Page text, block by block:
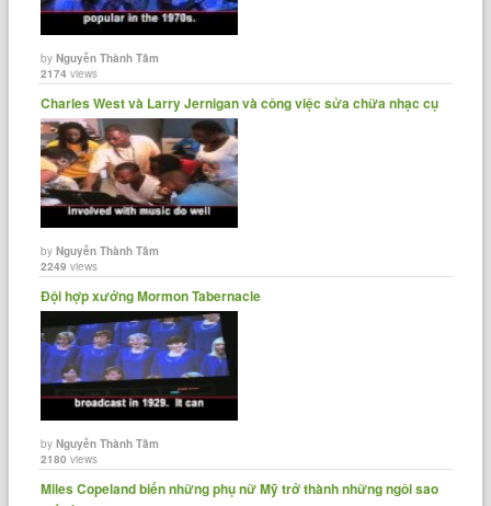
byNguyễn Thành Tâm
2174 views
Charles West và Larry Jernigan và công việc sửa chữa nhạc cụ
byNguyễn Thành Tâm
2249 views
Đội hợp xướng Mormon Tabernacle
byNguyễn Thành Tâm
2180 views
Miles Copeland biến những phụ nữ Mỹ trở thành những ngôi sao